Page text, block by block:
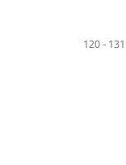
120 - 131